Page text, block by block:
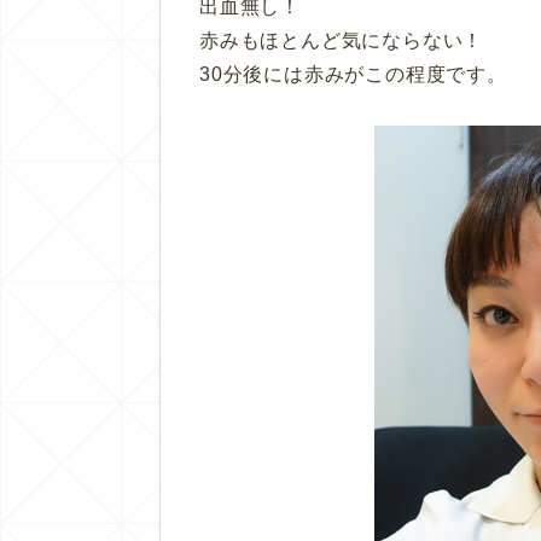
出血無し！
赤みもほとんど気にならない！
30分後には赤みがこの程度です。